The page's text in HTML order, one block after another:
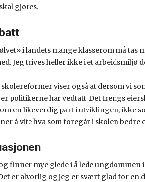
gjøres.
i landets mange klasserom må tas
Jeg trives heller ikke i et arbeidsmiljø
viser også at dersom vi
politikerne har vedtatt. Det trengs
en likeverdig part i utviklingen, ikke
å vite hva som foregår i skolen bedre
finner mye glede i å lede ungdommen
er alvorlig og jeg er svært glad for en